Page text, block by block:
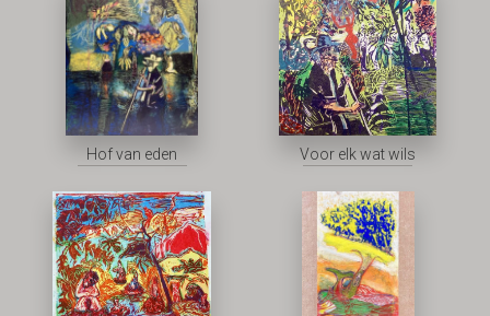
Hof van eden Voor elk wat wils